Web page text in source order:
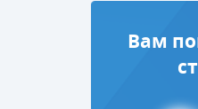
Вам